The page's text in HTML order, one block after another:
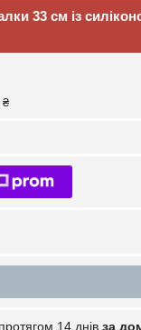
33 см із
₴
14 днів за